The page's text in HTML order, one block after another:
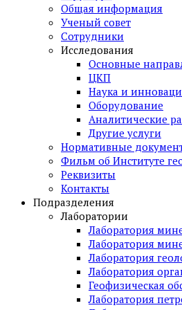
Общая информация
Ученый совет
Сотрудники
Исследования
Основные
ЦКП
Наука и
Оборудование
Аналитические
Другие услуги
Нормативные
Фильм об Институте
Реквизиты
Контакты
Подразделения
Лаборатории
Лаборатория
Лаборатория
Лаборатория
Лаборатория
Геофизическая
Лаборатория